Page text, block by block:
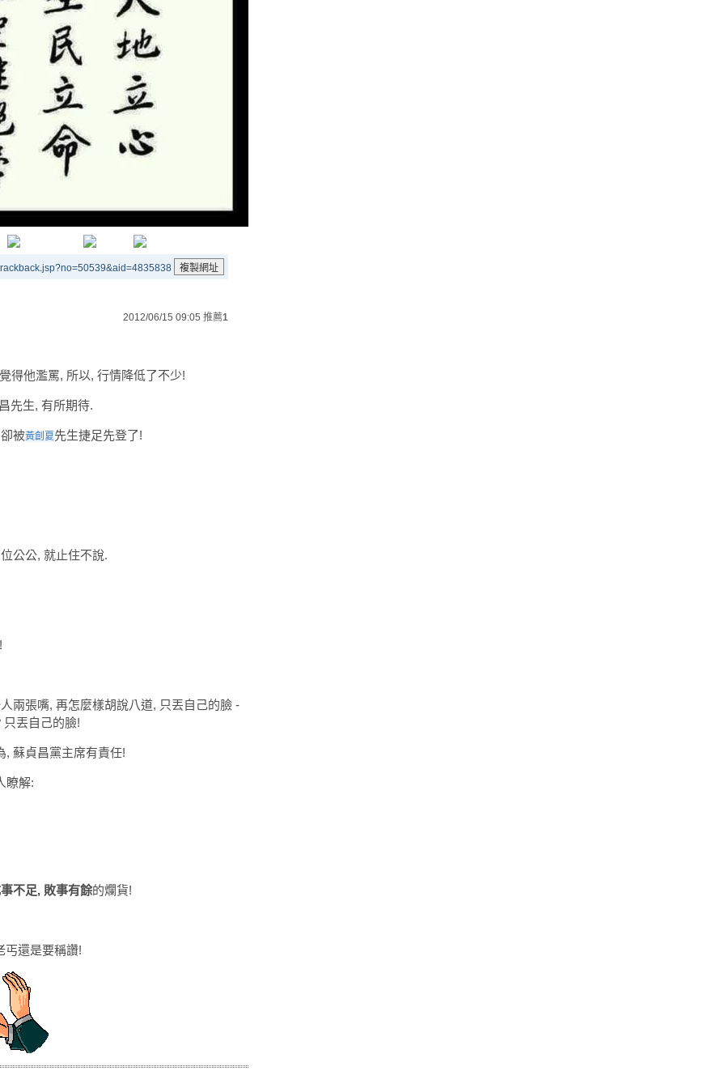
2012/06/15 09:05 推薦1
得他濫罵, 所以, 行情降低了不少!
先生, 有所期待.
被黃創夏 先生捷足先登了!
公公, 就止住不說.
兩張嘴, 再怎麼樣胡說八道, 只丟自己的臉 -
丟自己的臉!
, 蘇貞昌黨主席有責任!
瞭解:
不足, 敗事有餘的爛貨!
丐還是要稱讚!